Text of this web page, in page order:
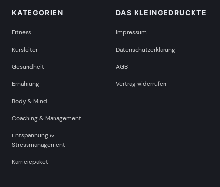
KATEGORIEN
Fitness
Kursleiter
Gesundheit
Ernährung
Body & Mind
Coaching & Management
Entspannung &
Stressmanagement
Karrierepaket
DAS KLEINGEDRUCKTE
Impressum
Datenschutzerklärung
AGB
Vertrag widerrufen